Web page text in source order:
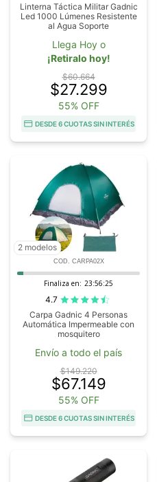
Linterna Táctica Militar Gadnic
Led 1000 Lúmenes Resistente
al Agua Soporte
Llega Hoy o
¡Retiralo hoy!
$60.664
$27.299
55% OFF
DESDE 6 CUOTAS SIN INTERÉS
2 modelos
COD. CARPA02X
Finaliza en: 23:56:23
4.7
Carpa Gadnic 4 Personas
Automática Impermeable con
mosquitero
Envío a todo el país
$149.220
$67.149
55% OFF
DESDE 6 CUOTAS SIN INTERÉS